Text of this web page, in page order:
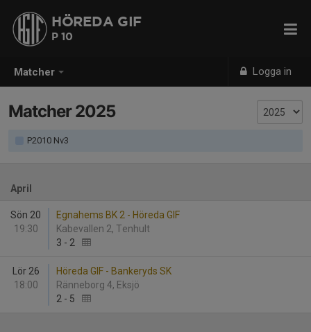
Matcher Logga in
HÖREDA GIF
P 10
Matcher 2025
P2010 Nv3
April
Sön 20
19:30
Egnahems BK 2 - Höreda GIF
Kabevallen 2, Tenhult
3 - 2
Lör 26
18:00
Höreda GIF - Bankeryds SK
Ränneborg 4, Eksjö
2 - 5